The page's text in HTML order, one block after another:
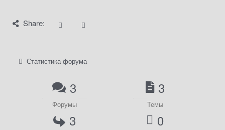
Share:
Статистика форума
3
Форумы
3
Темы
3 0